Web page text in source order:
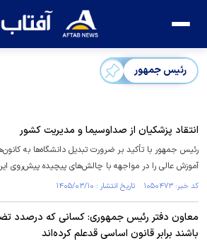
رئیس جمهور
انتقاد پزشکیان از صداوسیما و مدیریت کشور
رئیس جمهور با تأکید بر ضرورت تبدیل دانشگاه‌ها به
آموزش عالی را در مواجهه با چالش‌های پیچیده پیش‌روی
کد خبر: ۱۰۵۰۴۷۳ تاریخ انتشار : ۱۴۰۵/۰۳/۱۰
معاون دفتر رئیس جمهوری: کسانی که درصدد
باشند برابر قانون اساسی قدعلم کرده‌اند